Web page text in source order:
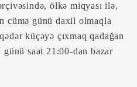
ölkə miqyası ilə,
cümə günü daxil olmaqla
küçəyə çıxmaq qadağan
saat 21:00-dan bazar